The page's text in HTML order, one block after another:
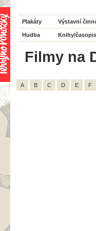
Plakáty Výstavní
Hudba Knihy/
Filmy na
A B C D E F